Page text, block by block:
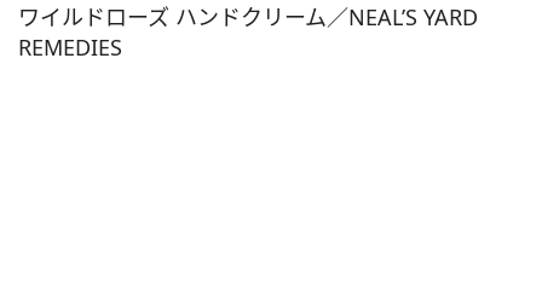
ワイルドローズ ハンドクリーム／NEAL’S YARD
REMEDIES